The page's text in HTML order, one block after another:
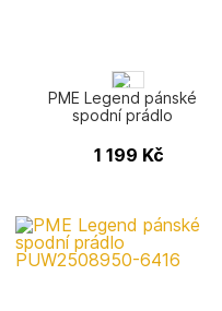
PME Legend pánské
spodní prádlo
1 199 Kč